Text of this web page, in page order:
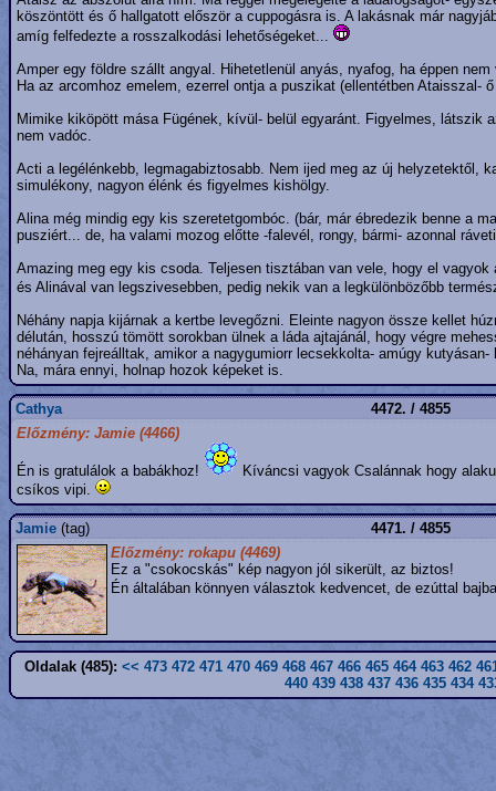
köszöntött és ő hallgatott először a cuppogásra is. A lakásnak már
amíg felfedezte a rosszalkodási lehetőségeket...
Amper egy földre szállt angyal. Hihetetlenül anyás, nyafog, ha éppen
Ha az arcomhoz emelem, ezerrel ontja a puszikat (ellentétben Ataisszal-
Mimike kiköpött mása Fügének, kívül- belül egyaránt. Figyelmes, látszik
nem vadóc.
Acti a legélénkebb, legmagabiztosabb. Nem ijed meg az új helyzetektől,
simulékony, nagyon élénk és figyelmes kishölgy.
Alina még mindig egy kis szeretetgombóc. (bár, már ébredezik benne a
pusziért... de, ha valami mozog előtte -falevél, rongy, bármi- azonnal
Amazing meg egy kis csoda. Teljesen tisztában van vele, hogy el
és Alinával van legszivesebben, pedig nekik van a legkülönbözőbb
Néhány napja kijárnak a kertbe levegőzni. Eleinte nagyon össze kellet
délután, hosszú tömött sorokban ülnek a láda ajtajánál, hogy végre
néhányan fejreálltak, amikor a nagygumiorr lecsekkolta- amúgy
Na, mára ennyi, holnap hozok képeket is.
Cathya
4472. / 4855
Előzmény: Jamie (4466)
Én is gratulálok a babákhoz!
Kíváncsi vagyok Csalánnak hogy
csíkos vipi.
Jamie (tag)
4471. / 4855
Előzmény: rokapu (4469)
Ez a "csokocskás" kép nagyon jól sikerült, az biztos!
Én általában könnyen választok kedvencet, de ezúttal
Oldalak (485): << 473 472 471 470 469 468 467 466 465 464 463 462
440 439 438 437 436 435 434